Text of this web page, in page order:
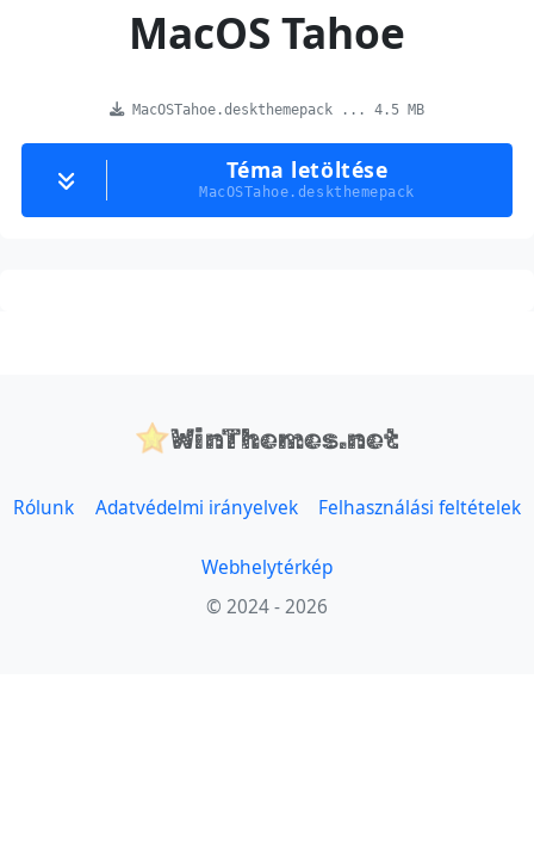
MacOS Tahoe
MacOSTahoe.deskthemepack ... 4.5 MB
Téma letöltése
MacOSTahoe.deskthemepack
WinThemes.net
Rólunk Adatvédelmi irányelvek Felhasználási feltételek
Webhelytérkép
© 2024 - 2026